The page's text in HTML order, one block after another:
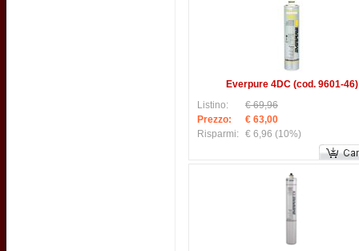
Everpure 4DC (cod. 9601-46)
Listino:
€ 69,96
Prezzo:
€ 63,00
Risparmi: € 6,96 (10%)